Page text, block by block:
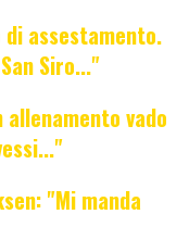
di assestamento.
Siro..."
allenamento vado
"Mi manda